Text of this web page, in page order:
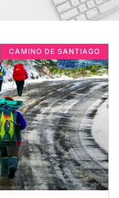
CAMINO DE SANTIAGO